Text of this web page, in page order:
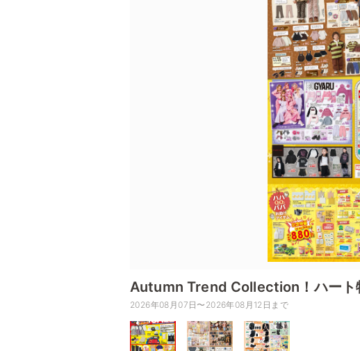
Autumn Trend Collection！ハート
2026年08月07日〜2026年08月12日まで